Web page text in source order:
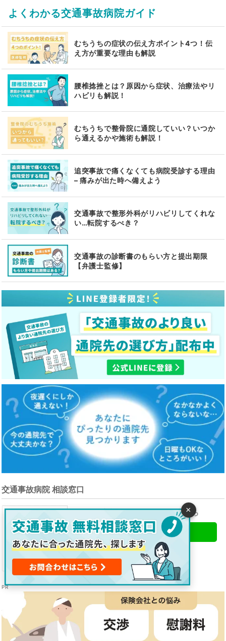
よくわかる交通事故病院ガイド
むちうちの症状の伝え方ポイント4つ！伝
え方が重要な理由も解説
腰椎捻挫とは？原因から症状、治療法やリ
ハビリも解説！
むちうちで整骨院に通院していい？いつか
ら通えるかや施術も解説！
追突事故で痛くなくても病院受診する理由
– 痛みが出た時へ備えよう
交通事故で整形外科がリハビリしてくれな
い…転院するべき？
交通事故の診断書のもらい方と提出期限
【弁護士監修】
交通事故病院 相談窓口
ご相談・ご予約はこちらから
LINEで無料相談
×